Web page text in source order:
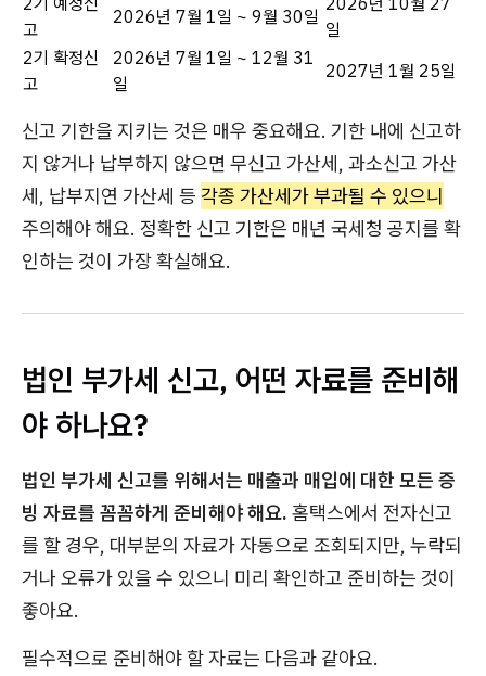
고
2026년 7월 1일 ~ 9월 30일
일
2기 확정신
고
2026년 7월 1일 ~ 12월 31
일
2027년 1월 25일
신고 기한을 지키는 것은 매우 중요해요. 기한 내에 신고하
지 않거나 납부하지 않으면 무신고 가산세, 과소신고 가산
세, 납부지연 가산세 등 각종 가산세가 부과될 수 있으니
주의해야 해요. 정확한 신고 기한은 매년 국세청 공지를 확
인하는 것이 가장 확실해요.
법인 부가세 신고, 어떤 자료를 준비해
야 하나요?
법인 부가세 신고를 위해서는 매출과 매입에 대한 모든 증
빙 자료를 꼼꼼하게 준비해야 해요. 홈택스에서 전자신고
를 할 경우, 대부분의 자료가 자동으로 조회되지만, 누락되
거나 오류가 있을 수 있으니 미리 확인하고 준비하는 것이
좋아요.
필수적으로 준비해야 할 자료는 다음과 같아요.